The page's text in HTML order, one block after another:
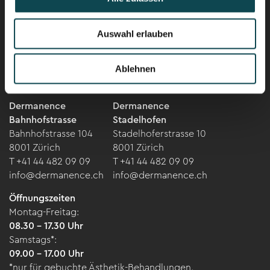
Auswahl erlauben
Ablehnen
Newsletter
Dermanence
Bahnhofstrasse
Bahnhofstrasse 104
8001 Zürich
T +41 44 482 09 09
info@dermanence.ch
Dermanence
Stadelhofen
Stadelhoferstrasse 10
8001 Zürich
T +41 44 482 09 09
info@dermanence.ch
Öffnungszeiten
Montag-Freitag:
08.30 – 17.30 Uhr
Samstags*:
09.00 – 17.00 Uhr